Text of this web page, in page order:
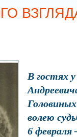
В гостях
волею
6 февраля